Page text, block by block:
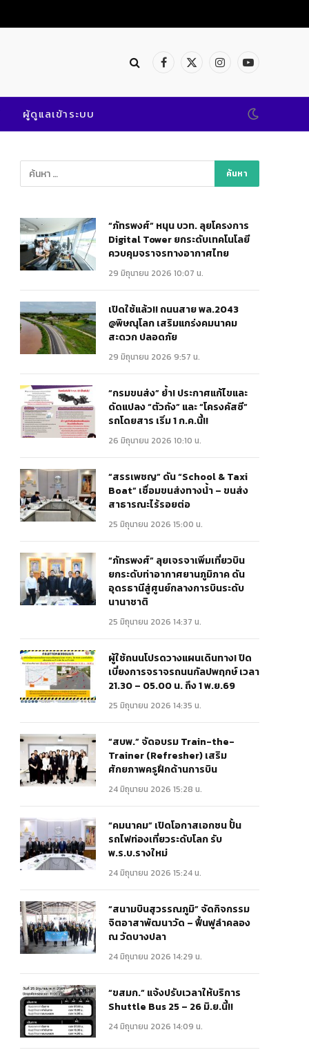
Facebook
X
InstagramYouTube
ผู้ดูแลเข้าระบบ
“ภัทรพงศ์” หนุน บวท. ลุยโครงการ
Digital Tower ยกระดับเทคโนโลยี
ควบคุมจราจรทางอากาศไทย
29 มิถุนายน 2026 10:07 น.
เปิดใช้แล้ว!! ถนนสาย พล.2043
@พิษณุโลก เสริมแกร่งคมนาคม
สะดวก ปลอดภัย
29 มิถุนายน 2026 9:57 น.
“กรมขนส่ง” ย้ำ! ประกาศแก้ไขและ
ดัดแปลง “ตัวถัง” และ “โครงคัสซี”
รถโดยสาร เริ่ม 1 ก.ค.นี้!!
26 มิถุนายน 2026 10:10 น.
“สรรเพชญ” ดัน “School & Taxi
Boat” เชื่อมขนส่งทางน้ำ – ขนส่ง
สาธารณะไร้รอยต่อ
25 มิถุนายน 2026 15:00 น.
“ภัทรพงศ์” ลุยเจรจาเพิ่มเที่ยวบิน
ยกระดับท่าอากาศยานภูมิภาค ดัน
อุดรธานีสู่ศูนย์กลางการบินระดับ
นานาชาติ
25 มิถุนายน 2026 14:37 น.
ผู้ใช้ถนนโปรดวางแผนเดินทาง! ปิด
เบี่ยงการจราจรถนนกัลปพฤกษ์ เวลา
21.30 – 05.00 น. ถึง 1 พ.ย.69
25 มิถุนายน 2026 14:35 น.
“สบพ.” จัดอบรม Train-the-
Trainer (Refresher) เสริม
ศักยภาพครูฝึกด้านการบิน
24 มิถุนายน 2026 15:28 น.
“คมนาคม” เปิดโอกาสเอกชน ปั้น
รถไฟท่องเที่ยวระดับโลก รับ
พ.ร.บ.รางใหม่
24 มิถุนายน 2026 15:24 น.
“สนามบินสุวรรณภูมิ” จัดกิจกรรม
จิตอาสาพัฒนาวัด – ฟื้นฟูลำคลอง
ณ วัดบางปลา
24 มิถุนายน 2026 14:29 น.
“ขสมก.” แจ้งปรับเวลาให้บริการ
Shuttle Bus 25 – 26 มิ.ย.นี้!!
24 มิถุนายน 2026 14:09 น.